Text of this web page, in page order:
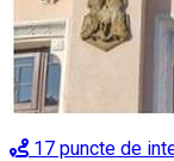
17 puncte de